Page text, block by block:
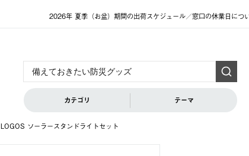
2026年 夏季（お盆）期間の出荷スケジュール／窓口の休業日につ
カテゴリ テーマ
LOGOS ソーラースタンドライトセット